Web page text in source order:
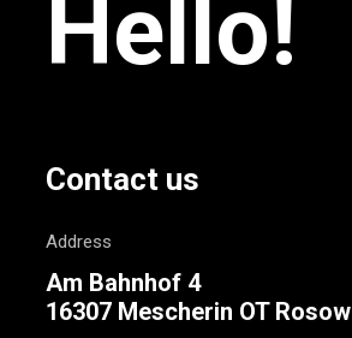
Hello!
Contact us
Address
Am Bahnhof 4
16307 Mescherin OT Rosow